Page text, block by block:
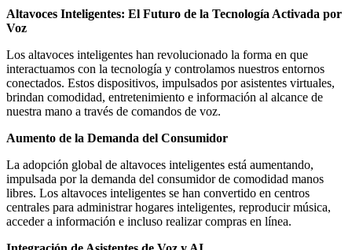
Altavoces Inteligentes: El Futuro de la Tecnología Activada por
Voz
Los altavoces inteligentes han revolucionado la forma en que
interactuamos con la tecnología y controlamos nuestros entornos
conectados. Estos dispositivos, impulsados por asistentes virtuales,
brindan comodidad, entretenimiento e información al alcance de
nuestra mano a través de comandos de voz.
Aumento de la Demanda del Consumidor
La adopción global de altavoces inteligentes está aumentando,
impulsada por la demanda del consumidor de comodidad manos
libres. Los altavoces inteligentes se han convertido en centros
centrales para administrar hogares inteligentes, reproducir música,
acceder a información e incluso realizar compras en línea.